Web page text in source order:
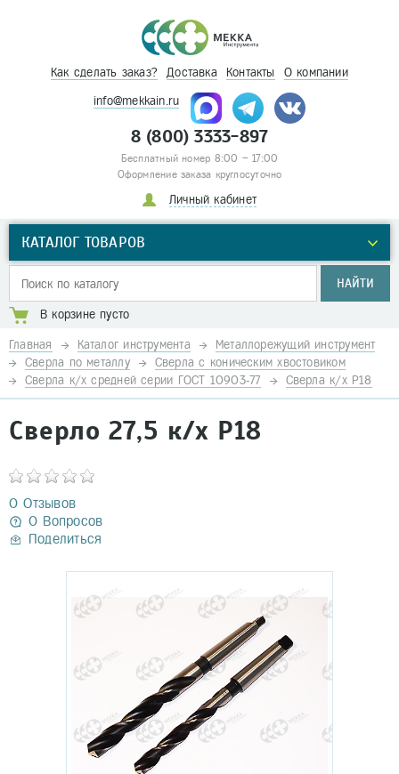
Как сделать заказ? Доставка Контакты О компании
info@mekkain.ru
8 (800) 3333-897
Бесплатный номер 8:00 – 17:00
Оформление заказа круглосуточно
Личный кабинет
КАТАЛОГ ТОВАРОВ
НАЙТИ
В корзине пусто
Главная Каталог инструмента
Металлорежущий инструмент
Сверла по металлу
Сверла с коническим хвостовиком
Сверла к/х средней серии ГОСТ 10903-77
Сверла к/х Р18
Сверло 27,5 к/х Р18
0 Отзывов
0 Вопросов
Поделиться